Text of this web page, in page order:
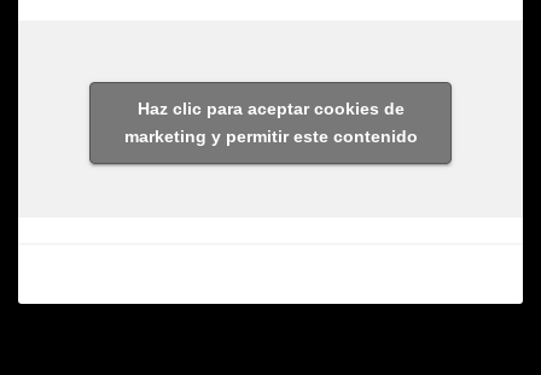
Haz clic para aceptar cookies de
marketing y permitir este contenido